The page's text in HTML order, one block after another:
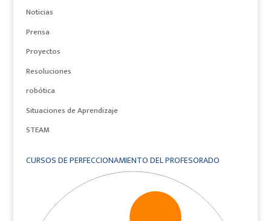
Noticias
Prensa
Proyectos
Resoluciones
robótica
Situaciones de Aprendizaje
STEAM
CURSOS DE PERFECCIONAMIENTO DEL PROFESORADO